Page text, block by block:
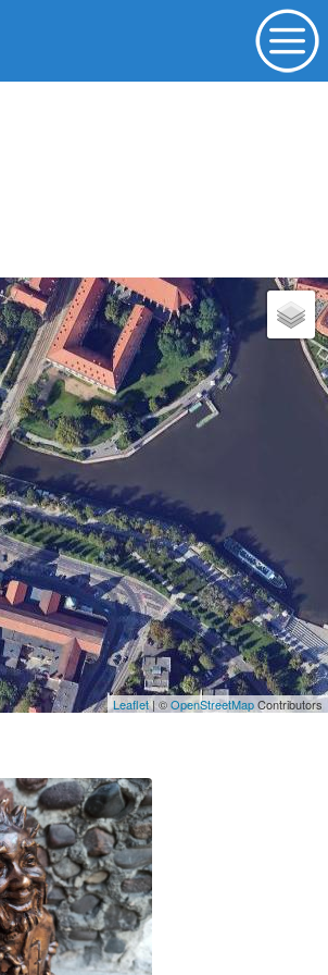
Leaflet| ©OpenStreetMapContributors